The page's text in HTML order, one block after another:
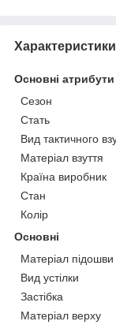
Характеристики
Основні атрибути
Сезон
Стать
Вид тактичного
Матеріал взуття
Країна виробник
Стан
Колір
Основні
Матеріал підошви
Вид устілки
Застібка
Матеріал верху